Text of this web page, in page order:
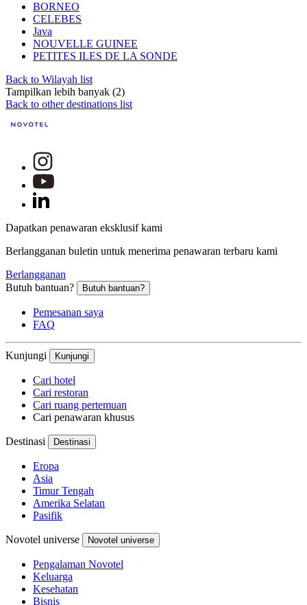
BORNEO
CELEBES
Java
NOUVELLE GUINEE
PETITES ILES DE LA SONDE
Back to Wilayah list
Tampilkan lebih banyak (2)
Back to other destinations list
Dapatkan penawaran eksklusif kami
Berlangganan buletin untuk menerima penawaran terbaru kami
Berlangganan
Butuh bantuan?
Butuh bantuan?
Pemesanan saya
FAQ
Kunjungi Kunjungi
Cari hotel
Cari restoran
Cari ruang pertemuan
Cari penawaran khusus
Destinasi Destinasi
Eropa
Asia
Timur Tengah
Amerika Selatan
Pasifik
Novotel universe Novotel universe
Pengalaman Novotel
Keluarga
Kesehatan
Bisnis